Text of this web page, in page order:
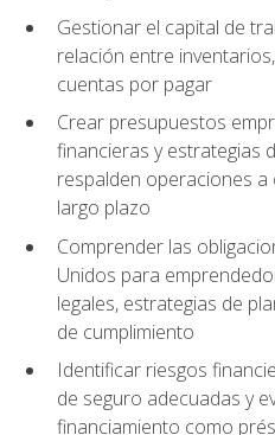
Gestionar el capital de
relación entre
cuentas por pagar
Crear presupuestos
financieras y estrategias
respalden operaciones
largo plazo
Comprender las
Unidos para
legales, estrategias de
de cumplimiento
Identificar riesgos
de seguro adecuadas y
financiamiento como